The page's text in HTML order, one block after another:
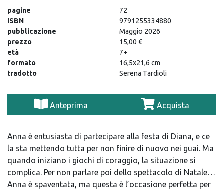
pagine
72
ISBN
9791255334880
pubblicazione
Maggio 2026
prezzo
15,00 €
età
7+
formato
16,5x21,6 cm
tradotto
Serena Tardioli
Anteprima Acquista
Anna è entusiasta di partecipare alla festa di Diana, e ce
la sta mettendo tutta per non finire di nuovo nei guai. Ma
quando iniziano i giochi di coraggio, la situazione si
complica. Per non parlare poi dello spettacolo di Natale…
Anna è spaventata, ma questa è l’occasione perfetta per